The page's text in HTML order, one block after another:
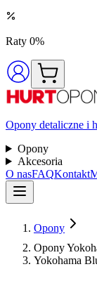
Raty 0%
Opony detaliczne i
Opony
Akcesoria
O nasFAQKontakt
Opony
Opony
Yokohama